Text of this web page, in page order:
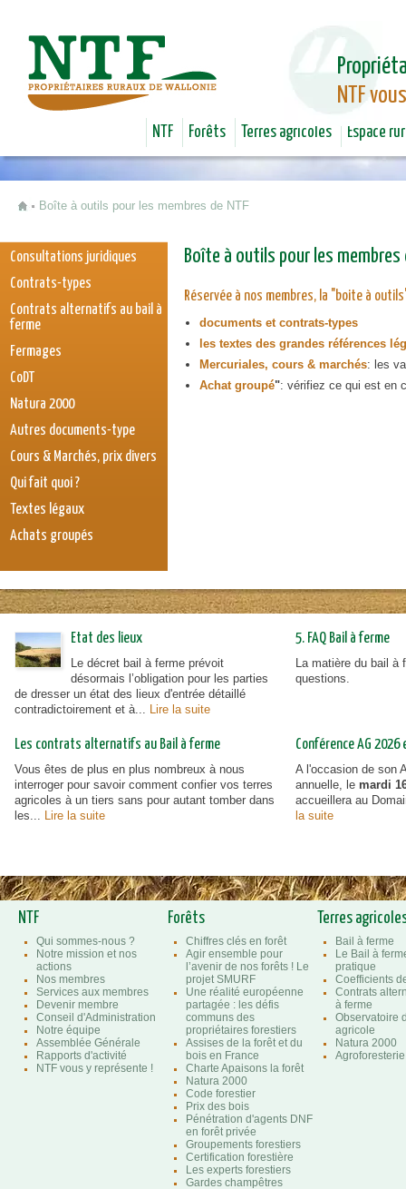
NTF
NTF Forêts Terres agricoles Espace
Boîte à outils pour les membres de NTF
Boîte à outils pour les membres
Réservée à nos membres, la "boite à
documents et contrats-types
les textes des grandes références
Mercuriales, cours & marchés: les
Achat groupé": vérifiez ce qui est en
Consultations juridiques
Contrats-types
Contrats alternatifs au bail à
ferme
Fermages
CoDT
Natura 2000
Autres documents-type
Cours & Marchés, prix divers
Qui fait quoi ?
Textes légaux
Achats groupés
Etat des lieux
Le décret bail à ferme prévoit
désormais l’obligation pour les parties
de dresser un état des lieux d'entrée détaillé
contradictoirement et à... Lire la suite
5. FAQ Bail à ferme
La matière du bail à
questions.
Les contrats alternatifs au Bail à ferme
Vous êtes de plus en plus nombreux à nous
interroger pour savoir comment confier vos terres
agricoles à un tiers sans pour autant tomber dans
les... Lire la suite
Conférence AG
A l'occasion de son
annuelle, le mardi
accueillera au
la suite
NTF
Qui sommes-nous ?
Notre mission et nos
actions
Nos membres
Services aux membres
Devenir membre
Conseil d'Administration
Notre équipe
Assemblée Générale
Rapports d'activité
NTF vous y représente !
Forêts
Chiffres clés en forêt
Agir ensemble pour
l’avenir de nos forêts ! Le
projet SMURF
Une réalité européenne
partagée : les défis
communs des
propriétaires forestiers
Assises de la forêt et du
bois en France
Charte Apaisons la forêt
Natura 2000
Code forestier
Prix des bois
Pénétration d'agents DNF
en forêt privée
Groupements forestiers
Certification forestière
Les experts forestiers
Gardes champêtres
Terres
Bail à ferme
Le Bail à
pratique
Coefficients
Contrats
à ferme
Observatoire
agricole
Natura 2000